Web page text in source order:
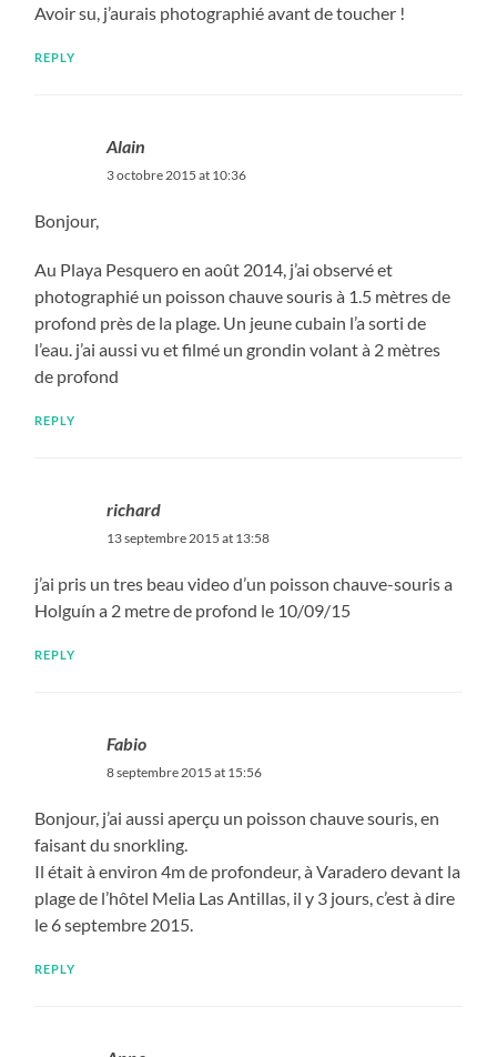
Avoir su, j’aurais photographié avant de toucher !
REPLY
Alain
3 octobre 2015 at 10:36
Bonjour,
Au Playa Pesquero en août 2014, j’ai observé et
photographié un poisson chauve souris à 1.5 mètres de
profond près de la plage. Un jeune cubain l’a sorti de
l’eau. j’ai aussi vu et filmé un grondin volant à 2 mètres
de profond
REPLY
richard
13 septembre 2015 at 13:58
j’ai pris un tres beau video d’un poisson chauve-souris a
Holguín a 2 metre de profond le 10/09/15
REPLY
Fabio
8 septembre 2015 at 15:56
Bonjour, j’ai aussi aperçu un poisson chauve souris, en
faisant du snorkling.
Il était à environ 4m de profondeur, à Varadero devant la
plage de l’hôtel Melia Las Antillas, il y 3 jours, c’est à dire
le 6 septembre 2015.
REPLY